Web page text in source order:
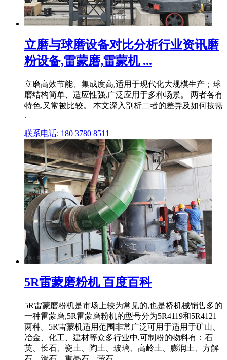
立磨与球磨设备对比分析行业资讯磨
粉设备,雷蒙磨,雷蒙机 ...
立磨高效节能、集成度高,适用于现代化大规模生产；球
磨结构简单、适应性强,广泛应用于多种场景。 两者各有
特色,又常被比较。 本文深入剖析二者的差异及如何按需
.
联系电话: 180 3780 8511
5R雷蒙磨粉机 百度百科
5R雷蒙磨粉机是市场上较为常见的,也是桥机械销售多的
一种雷蒙磨,5R雷蒙磨粉机的型号分为5R4119和5R4121
两种。5R雷蒙机适用范围非常广泛可用于适用于矿山、
冶金、化工、建材等众多行业中,可制粉的物料有：石
英、长石、瓷土、陶土、玻璃、高岭土、膨润土、方解